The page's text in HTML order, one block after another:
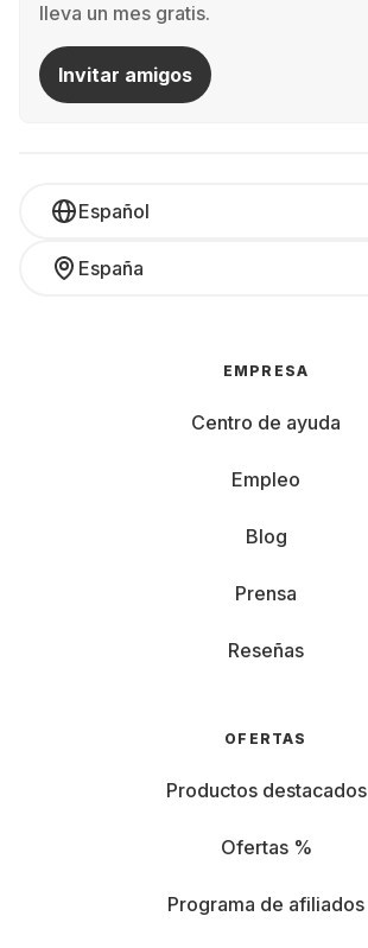
lleva un mes gratis.
Invitar amigos
Español
España
EMPRESA
Centro de ayuda
Empleo
Blog
Prensa
Reseñas
OFERTAS
Productos destacados
Ofertas %
Programa de afiliados